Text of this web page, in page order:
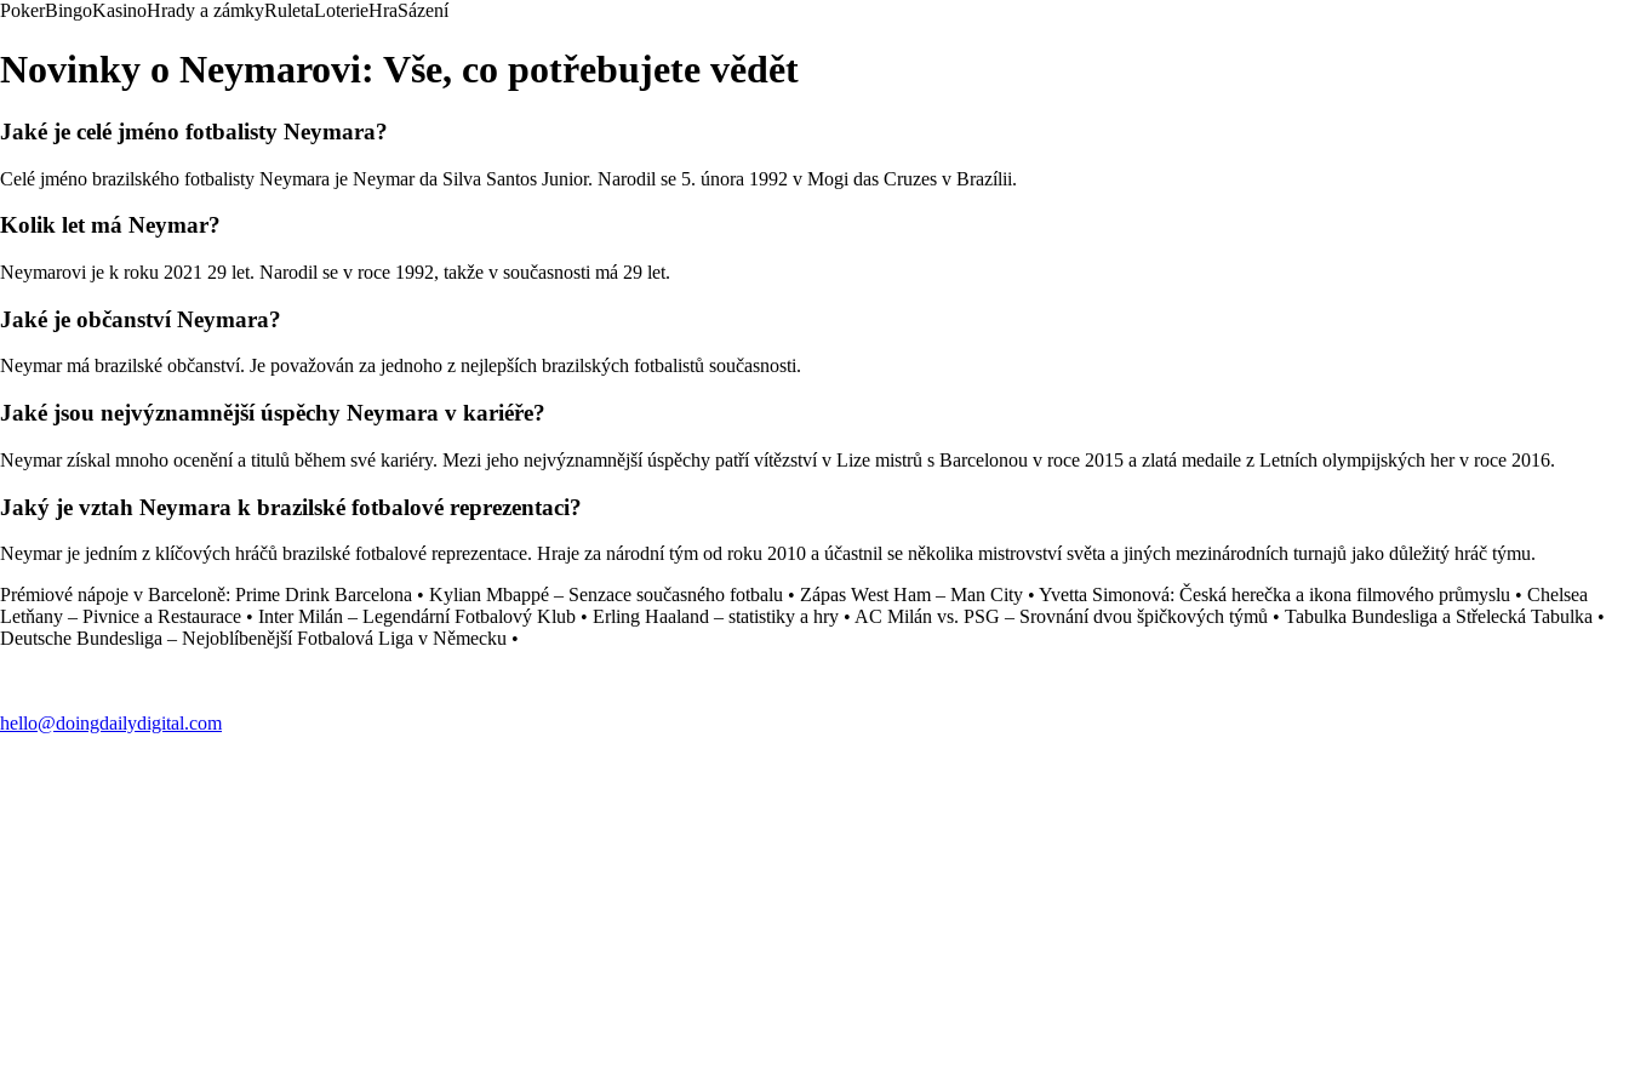
PokerBingoKasinoHrady a zámkyRuletaLoterieHraSázení
Novinky o Neymarovi: Vše, co potřebujete vědět
Jaké je celé jméno fotbalisty Neymara?
Celé jméno brazilského fotbalisty Neymara je Neymar da Silva Santos Junior. Narodil se 5. února 1992 v Mogi das Cruzes v Brazílii.
Kolik let má Neymar?
Neymarovi je k roku 2021 29 let. Narodil se v roce 1992, takže v současnosti má 29 let.
Jaké je občanství Neymara?
Neymar má brazilské občanství. Je považován za jednoho z nejlepších brazilských fotbalistů současnosti.
Jaké jsou nejvýznamnější úspěchy Neymara v kariéře?
Neymar získal mnoho ocenění a titulů během své kariéry. Mezi jeho nejvýznamnější úspěchy patří vítězství v Lize mistrů s Barcelonou v roce 2015 a zlatá medaile z Letních olympijských her v roce 2016.
Jaký je vztah Neymara k brazilské fotbalové reprezentaci?
Neymar je jedním z klíčových hráčů brazilské fotbalové reprezentace. Hraje za národní tým od roku 2010 a účastnil se několika mistrovství světa a jiných mezinárodních turnajů jako důležitý hráč týmu.
Prémiové nápoje v Barceloně: Prime Drink Barcelona • Kylian Mbappé – Senzace současného fotbalu • Zápas West Ham – Man City • Yvetta Simonová: Česká herečka a ikona filmového průmyslu • Chelsea
Letňany – Pivnice a Restaurace • Inter Milán – Legendární Fotbalový Klub • Erling Haaland – statistiky a hry • AC Milán vs. PSG – Srovnání dvou špičkových týmů • Tabulka Bundesliga a Střelecká Tabulka •
Deutsche Bundesliga – Nejoblíbenější Fotbalová Liga v Německu •
hello@doingdailydigital.com